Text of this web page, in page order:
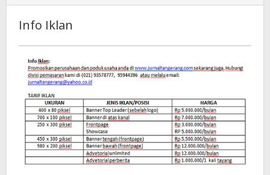
Iklan
Info Iklan
April
2024
oleh
Redaksi